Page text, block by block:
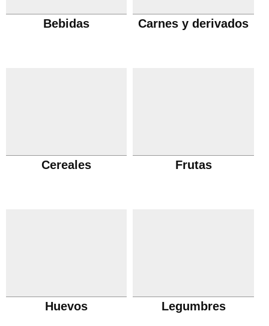
Bebidas Carnes y derivados
Cereales Frutas
Huevos Legumbres